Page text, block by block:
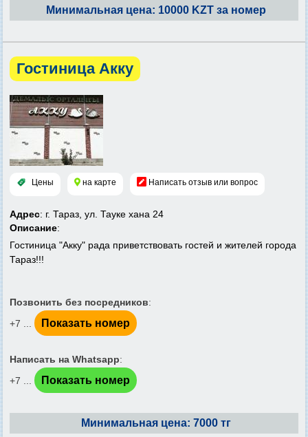
Минимальная цена: 10000 KZT за номер
Гостиница Акку
Цены на карте Написать отзыв или вопрос
Адрес: г. Тараз, ул. Тауке хана 24
Описание:
Гостиница "Акку" рада приветствовать гостей и жителей города
Тараз!!!
Позвонить без посредников:
+7 ...
Показать номер
Написать на Whatsapp:
+7 ...
Показать номер
Минимальная цена: 7000 тг